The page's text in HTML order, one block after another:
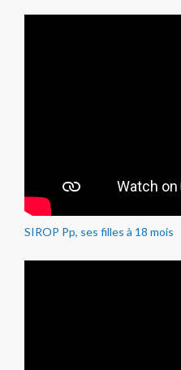
SIROP Pp, ses filles à 18 mois